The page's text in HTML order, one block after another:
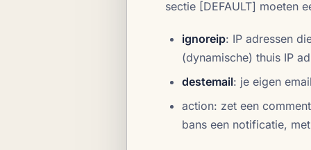
sectie [DEFAULT] moeten
ignoreip: IP adressen
(dynamische) thuis IP
destemail: je eigen
action: zet een
bans een notificatie,